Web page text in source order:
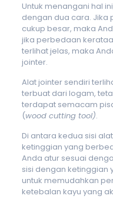
Untuk menangani hal
dengan dua cara. Jika
cukup besar, maka
jika perbedaan
terlihat jelas, maka
jointer.
Alat jointer sendiri
terbuat dari logam,
terdapat semacam
(wood cutting tool).
Di antara kedua sisi
ketinggian yang
Anda atur sesuai
sisi dengan
untuk memudahkan
ketebalan kayu yang